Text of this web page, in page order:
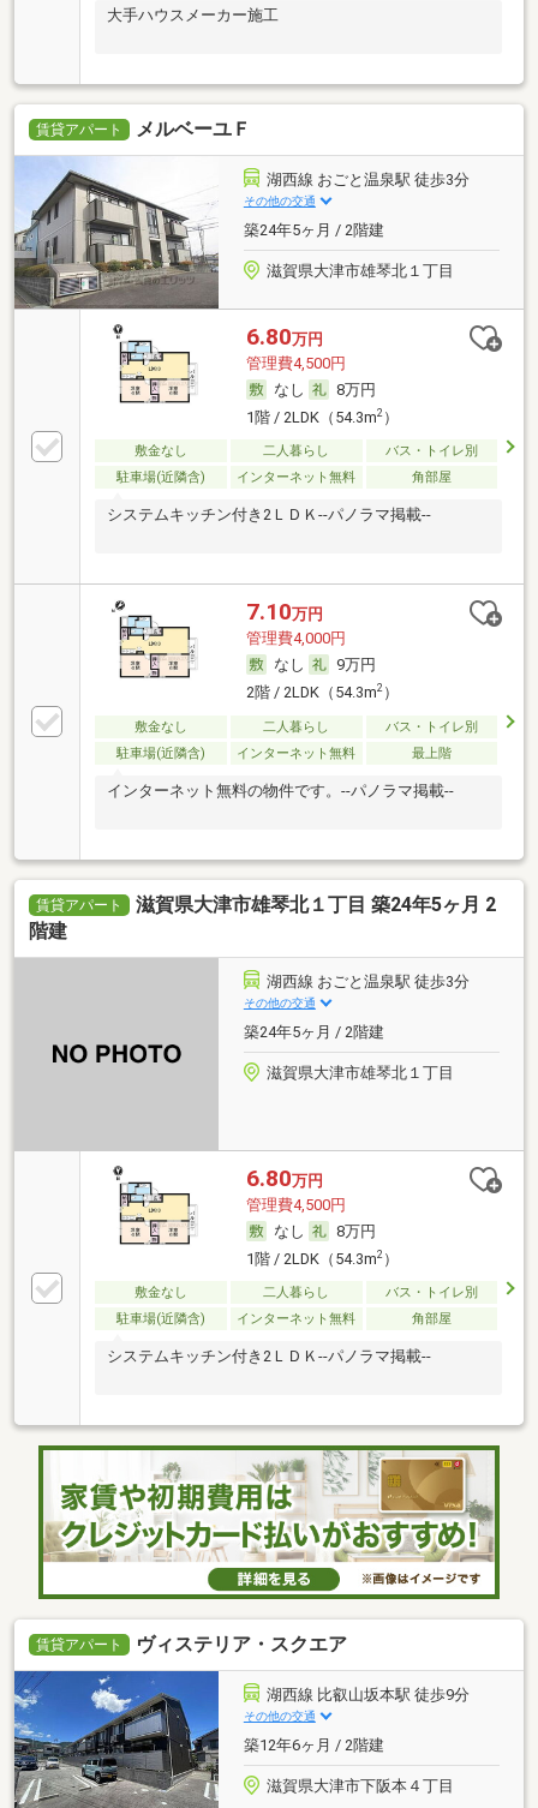
大手ハウスメーカー施工
賃貸アパート メルベーユＦ
湖西線 おごと温泉駅 徒歩3分
その他の交通
築24年5ヶ月 / 2階建
滋賀県大津市雄琴北１丁目
6.80万円
管理費4,500円
なし
8万円
1階 / 2LDK（54.3m2）
敷金なし 二人暮らし
バス・トイレ別
駐車場(近隣含)
インターネット無料 角部屋
システムキッチン付き2ＬＤＫ--パノラマ掲載--
7.10万円
管理費4,000円
なし
9万円
2階 / 2LDK（54.3m2）
敷金なし 二人暮らし
バス・トイレ別
駐車場(近隣含)
インターネット無料 最上階
インターネット無料の物件です。--パノラマ掲載--
賃貸アパート
滋賀県大津市雄琴北１丁目 築24年5ヶ月 2
階建
湖西線 おごと温泉駅 徒歩3分
その他の交通
築24年5ヶ月 / 2階建
滋賀県大津市雄琴北１丁目
6.80万円
管理費4,500円
なし
8万円
1階 / 2LDK（54.3m2）
敷金なし 二人暮らし
バス・トイレ別
駐車場(近隣含)
インターネット無料 角部屋
システムキッチン付き2ＬＤＫ--パノラマ掲載--
賃貸アパート ヴィステリア・スクエア
湖西線 比叡山坂本駅 徒歩9分
その他の交通
築12年6ヶ月 / 2階建
滋賀県大津市下阪本４丁目